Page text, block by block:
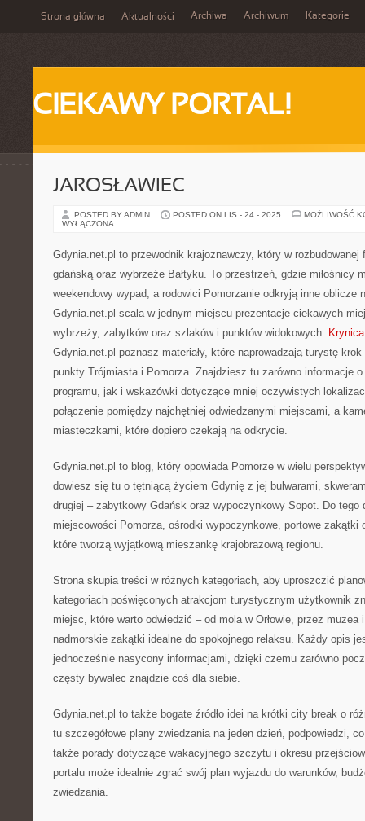
Strona główna Aktualności Archiwa Archiwum Kategorie
CIEKAWY PORTAL!
JAROSŁAWIEC
POSTED BY ADMIN POSTED ON LIS - 24 - 2025
MOŻLIWOŚĆ
WYŁĄCZONA
Gdynia.net.pl to przewodnik krajoznawczy, który w rozbudowanej
gdańską oraz wybrzeże Bałtyku. To przestrzeń, gdzie miłośnicy
weekendowy wypad, a rodowici Pomorzanie odkryją inne oblicze
Gdynia.net.pl scala w jednym miejscu prezentacje ciekawych
wybrzeży, zabytków oraz szlaków i punktów widokowych.
Gdynia.net.pl poznasz materiały, które naprowadzają turystę
punkty Trójmiasta i Pomorza. Znajdziesz tu zarówno informacje
programu, jak i wskazówki dotyczące mniej oczywistych
połączenie pomiędzy najchętniej odwiedzanymi miejscami, a
miasteczkami, które dopiero czekają na odkrycie.
Gdynia.net.pl to blog, który opowiada Pomorze w wielu
dowiesz się tu o tętniącą życiem Gdynię z jej bulwarami,
drugiej – zabytkowy Gdańsk oraz wypoczynkowy Sopot. Do tego
miejscowości Pomorza, ośrodki wypoczynkowe, portowe zakątki
które tworzą wyjątkową mieszankę krajobrazową regionu.
Strona skupia treści w różnych kategoriach, aby uproszczić
kategoriach poświęconych atrakcjom turystycznym użytkownik
miejsc, które warto odwiedzić – od mola w Orłowie, przez muzea
nadmorskie zakątki idealne do spokojnego relaksu. Każdy opis
jednocześnie nasycony informacjami, dzięki czemu zarówno
częsty bywalec znajdzie coś dla siebie.
Gdynia.net.pl to także bogate źródło idei na krótki city break o
tu szczegółowe plany zwiedzania na jeden dzień, podpowiedzi,
także porady dotyczące wakacyjnego szczytu i okresu
portalu może idealnie zgrać swój plan wyjazdu do warunków,
zwiedzania.